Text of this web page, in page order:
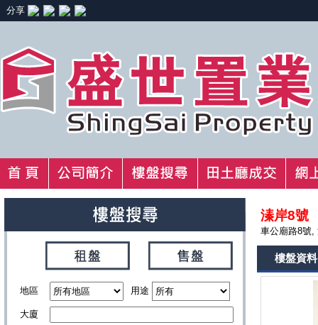
分享
地區 用途
大廈
溱岸8號
車公廟路8號,
樓盤資料